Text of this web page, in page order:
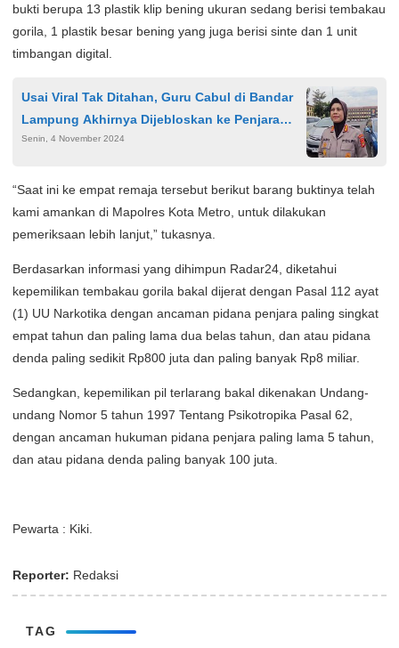
bukti berupa 13 plastik klip bening ukuran sedang berisi tembakau
gorila, 1 plastik besar bening yang juga berisi sinte dan 1 unit
timbangan digital.
Usai Viral Tak Ditahan, Guru Cabul di Bandar
Lampung Akhirnya Dijebloskan ke Penjara
Lagi
Senin, 4 November 2024
“Saat ini ke empat remaja tersebut berikut barang buktinya telah
kami amankan di Mapolres Kota Metro, untuk dilakukan
pemeriksaan lebih lanjut,” tukasnya.
Berdasarkan informasi yang dihimpun Radar24, diketahui
kepemilikan tembakau gorila bakal dijerat dengan Pasal 112 ayat
(1) UU Narkotika dengan ancaman pidana penjara paling singkat
empat tahun dan paling lama dua belas tahun, dan atau pidana
denda paling sedikit Rp800 juta dan paling banyak Rp8 miliar.
Sedangkan, kepemilikan pil terlarang bakal dikenakan Undang-
undang Nomor 5 tahun 1997 Tentang Psikotropika Pasal 62,
dengan ancaman hukuman pidana penjara paling lama 5 tahun,
dan atau pidana denda paling banyak 100 juta.
Pewarta : Kiki.
Reporter: Redaksi
TAG